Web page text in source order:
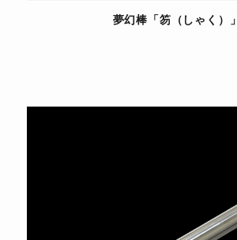
夢幻棒「笏（しゃく）」